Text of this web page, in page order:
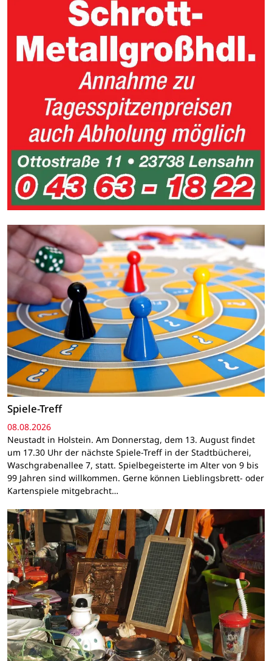
Spiele-Treff
08.08.2026
Neustadt in Holstein. Am Donnerstag, dem 13. August findet
um 17.30 Uhr der nächste Spiele-Treff in der Stadtbücherei,
Waschgrabenallee 7, statt. Spielbegeisterte im Alter von 9 bis
99 Jahren sind willkommen. Gerne können Lieblingsbrett- oder
Kartenspiele mitgebracht…